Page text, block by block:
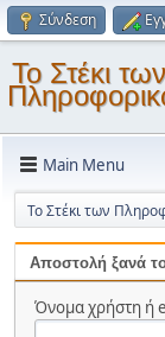
Σύνδεση
Το Στέκι των
Main Menu
Το Στέκι των
Αποστολή ξανά
Όνομα χρήστη ή